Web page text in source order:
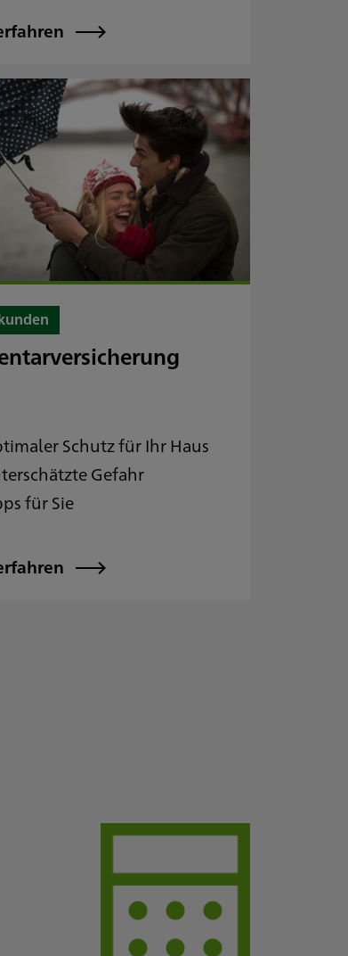
Schutz für Ihr Haus
Gefahr
für Sie